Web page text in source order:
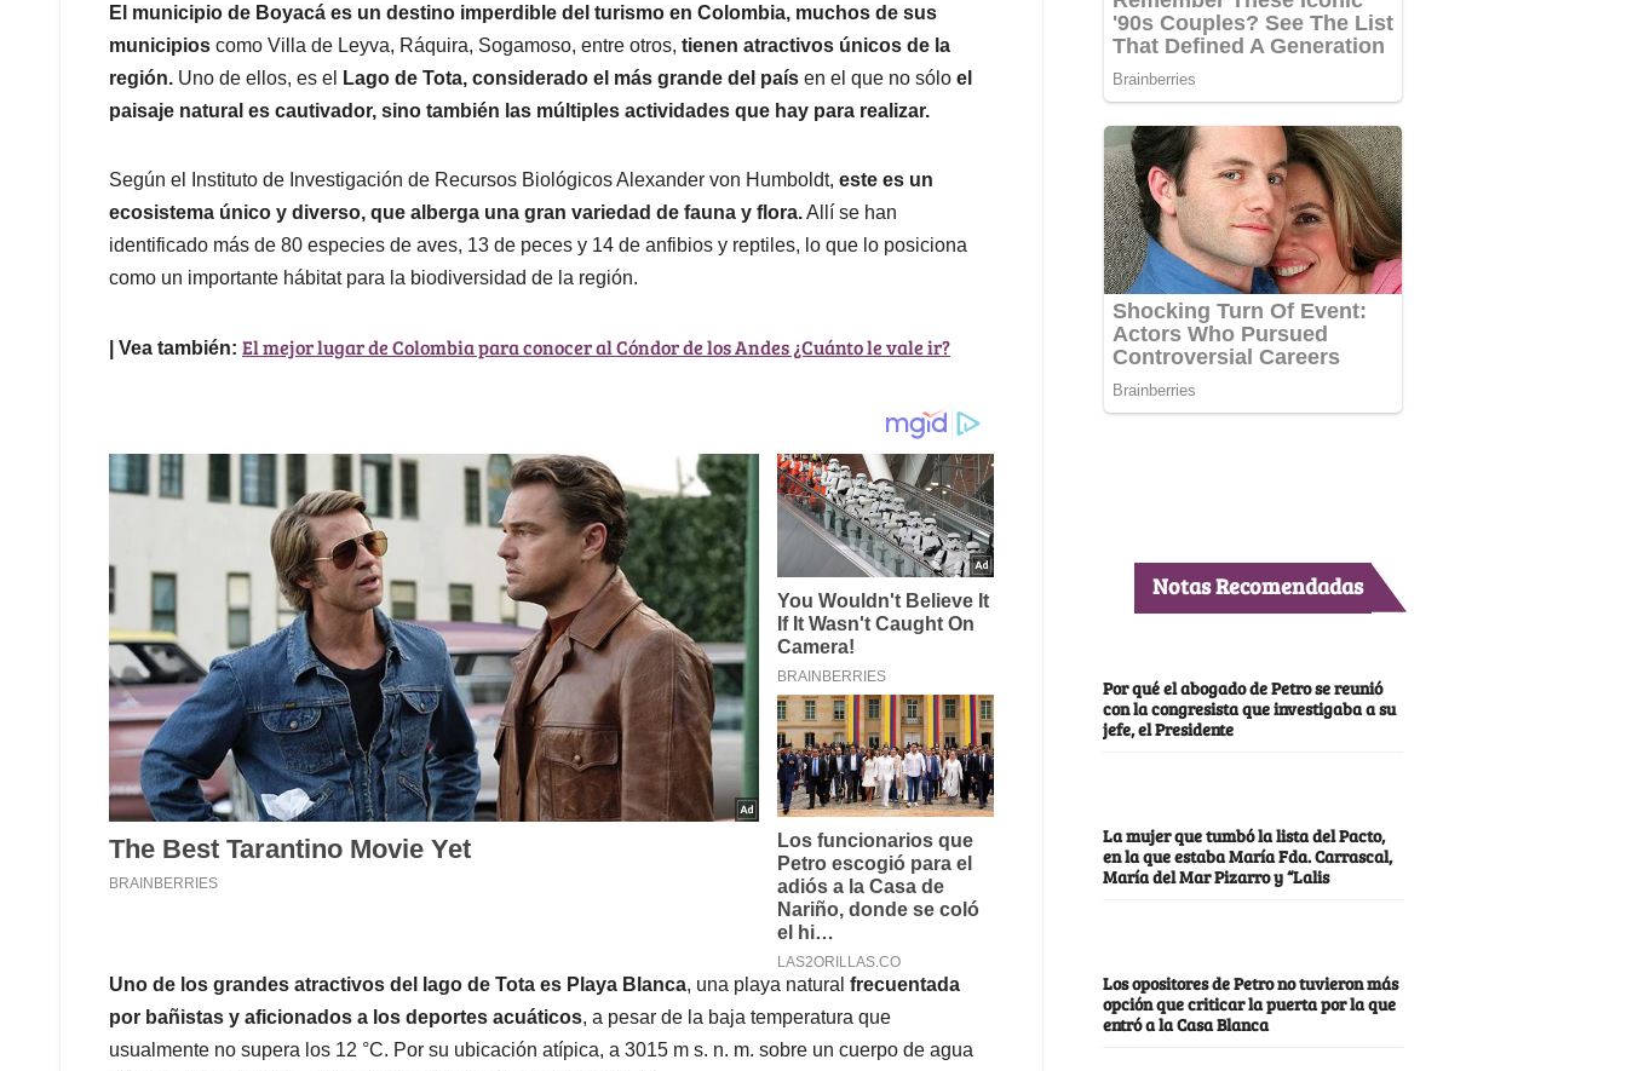
A
p
p
o
o
k
d
I
n
d
s
El municipio de Boyacá es un destino imperdible del turismo en Colombia, muchos de sus
municipios como Villa de Leyva, Ráquira, Sogamoso, entre otros, tienen atractivos únicos de la
región. Uno de ellos, es el Lago de Tota, considerado el más grande del país en el que no sólo el
paisaje natural es cautivador, sino también las múltiples actividades que hay para realizar.
Según el Instituto de Investigación de Recursos Biológicos Alexander von Humboldt, este es un
ecosistema único y diverso, que alberga una gran variedad de fauna y flora.Allí se han
identificado más de 80 especies de aves, 13 de peces y 14 de anfibios y reptiles, lo que lo posiciona
como un importante hábitat para la biodiversidad de la región.
| Vea también: El mejor lugar de Colombia para conocer al Cóndor de los Andes ¿Cuánto le vale ir?
Uno de los grandes atractivos del lago de Tota es Playa Blanca, una playa natural frecuentada
por bañistas y aficionados a los deportes acuáticos, a pesar de la baja temperatura que
usualmente no supera los 12 °C. Por su ubicación atípica, a 3015 m s. n. m. sobre un cuerpo de agua
Notas Recomendadas
Por qué el abogado de Petro se reunió
con la congresista que investigaba a su
jefe, el Presidente
La mujer que tumbó la lista del Pacto,
en la que estaba María Fda. Carrascal,
María del Mar Pizarro y “Lalis
Los opositores de Petro no tuvieron más
opción que criticar la puerta por la que
entró a la Casa Blanca